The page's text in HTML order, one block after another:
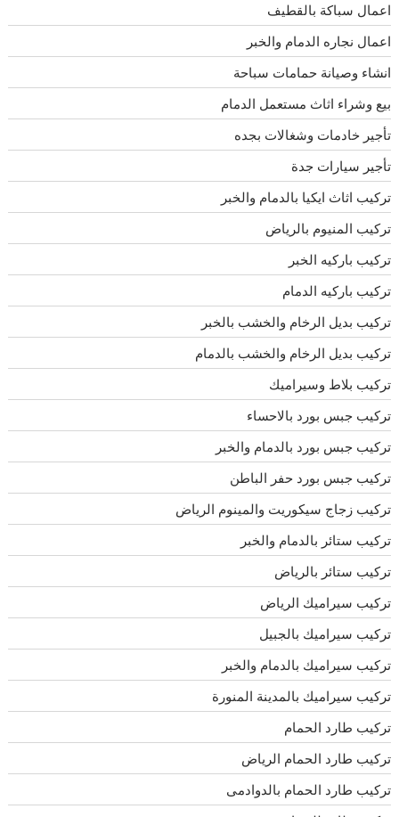
اعمال سباكة بالقطيف
اعمال نجاره الدمام والخبر
انشاء وصيانة حمامات سباحة
بيع وشراء اثاث مستعمل الدمام
تأجير خادمات وشغالات بجده
تأجير سيارات جدة
تركيب اثاث ايكيا بالدمام والخبر
تركيب المنيوم بالرياض
تركيب باركيه الخبر
تركيب باركيه الدمام
تركيب بديل الرخام والخشب بالخبر
تركيب بديل الرخام والخشب بالدمام
تركيب بلاط وسيراميك
تركيب جبس بورد بالاحساء
تركيب جبس بورد بالدمام والخبر
تركيب جبس بورد حفر الباطن
تركيب زجاج سيكوريت والمينوم الرياض
تركيب ستائر بالدمام والخبر
تركيب ستائر بالرياض
تركيب سيراميك الرياض
تركيب سيراميك بالجبيل
تركيب سيراميك بالدمام والخبر
تركيب سيراميك بالمدينة المنورة
تركيب طارد الحمام
تركيب طارد الحمام الرياض
تركيب طارد الحمام بالدوادمى